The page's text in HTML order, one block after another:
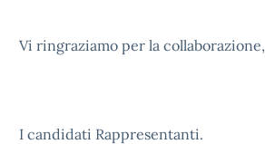
Vi ringraziamo per la collaborazione,
I candidati Rappresentanti.